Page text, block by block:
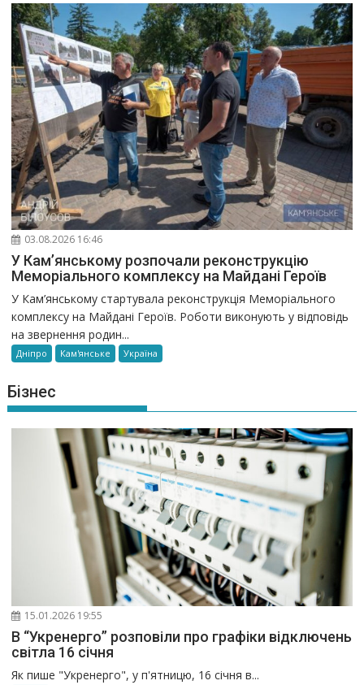
03.08.2026 16:46
У Кам’янському розпочали реконструкцію
Меморіального комплексу на Майдані Героїв
У Кам’янському стартувала реконструкція Меморіального
комплексу на Майдані Героїв. Роботи виконують у відповідь
на звернення родин...
Дніпро Кам'янське Україна
Бізнес
15.01.2026 19:55
В “Укренерго” розповіли про графіки відключень
світла 16 січня
Як пише "Укренерго", у п'ятницю, 16 січня в...